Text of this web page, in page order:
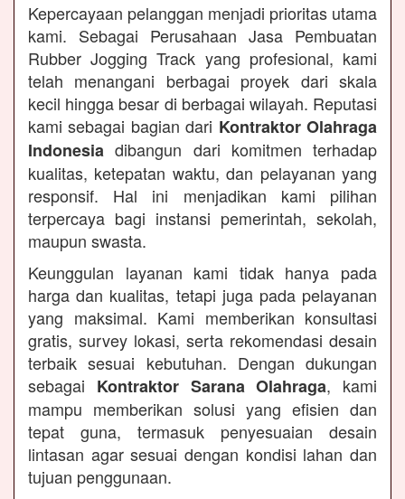
Kepercayaan pelanggan menjadi prioritas utama
kami. Sebagai Perusahaan Jasa Pembuatan
Rubber Jogging Track yang profesional, kami
telah menangani berbagai proyek dari skala
kecil hingga besar di berbagai wilayah. Reputasi
kami sebagai bagian dari Kontraktor Olahraga
Indonesia dibangun dari komitmen terhadap
kualitas, ketepatan waktu, dan pelayanan yang
responsif. Hal ini menjadikan kami pilihan
terpercaya bagi instansi pemerintah, sekolah,
maupun swasta.
Keunggulan layanan kami tidak hanya pada
harga dan kualitas, tetapi juga pada pelayanan
yang maksimal. Kami memberikan konsultasi
gratis, survey lokasi, serta rekomendasi desain
terbaik sesuai kebutuhan. Dengan dukungan
sebagai Kontraktor Sarana Olahraga, kami
mampu memberikan solusi yang efisien dan
tepat guna, termasuk penyesuaian desain
lintasan agar sesuai dengan kondisi lahan dan
tujuan penggunaan.